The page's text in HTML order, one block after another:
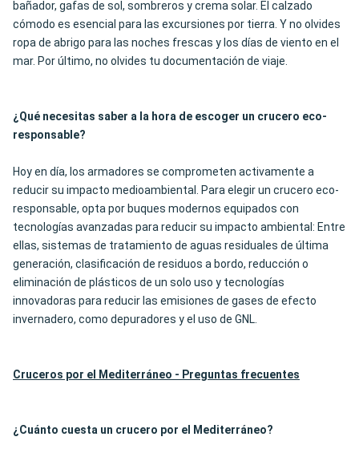
bañador, gafas de sol, sombreros y crema solar. El calzado
cómodo es esencial para las excursiones por tierra. Y no olvides
ropa de abrigo para las noches frescas y los días de viento en el
mar. Por último, no olvides tu documentación de viaje.
¿Qué necesitas saber a la hora de escoger un crucero eco-
responsable?
Hoy en día, los armadores se comprometen activamente a
reducir su impacto medioambiental. Para elegir un crucero eco-
responsable, opta por buques modernos equipados con
tecnologías avanzadas para reducir su impacto ambiental: Entre
ellas, sistemas de tratamiento de aguas residuales de última
generación, clasificación de residuos a bordo, reducción o
eliminación de plásticos de un solo uso y tecnologías
innovadoras para reducir las emisiones de gases de efecto
invernadero, como depuradores y el uso de GNL.
Cruceros por el Mediterráneo - Preguntas frecuentes
¿Cuánto cuesta un crucero por el Mediterráneo?